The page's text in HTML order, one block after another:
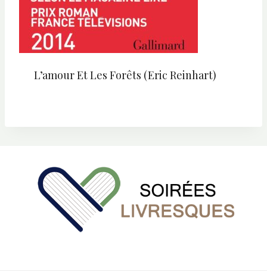
L’amour Et Les Forêts (Eric Reinhart)